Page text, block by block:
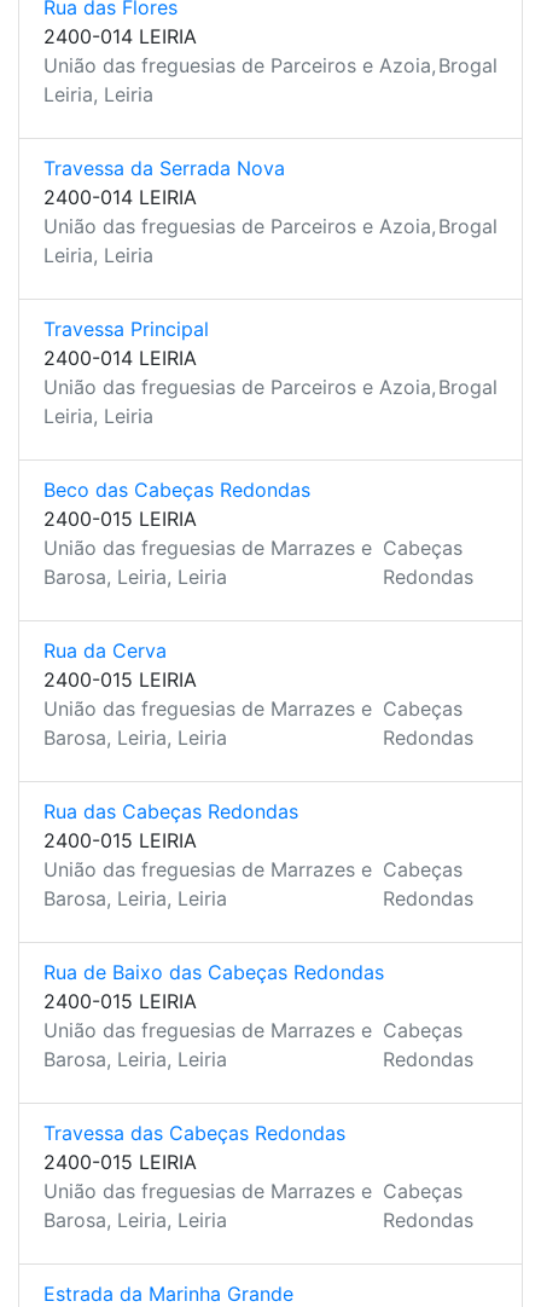
Rua das Flores
2400-014 LEIRIA
União das freguesias de Parceiros e Azoia,
Leiria, Leiria
Brogal
Travessa da Serrada Nova
2400-014 LEIRIA
União das freguesias de Parceiros e Azoia,
Leiria, Leiria
Brogal
Travessa Principal
2400-014 LEIRIA
União das freguesias de Parceiros e Azoia,
Leiria, Leiria
Brogal
Beco das Cabeças Redondas
2400-015 LEIRIA
União das freguesias de Marrazes e
Barosa, Leiria, Leiria
Cabeças
Redondas
Rua da Cerva
2400-015 LEIRIA
União das freguesias de Marrazes e
Barosa, Leiria, Leiria
Cabeças
Redondas
Rua das Cabeças Redondas
2400-015 LEIRIA
União das freguesias de Marrazes e
Barosa, Leiria, Leiria
Cabeças
Redondas
Rua de Baixo das Cabeças Redondas
2400-015 LEIRIA
União das freguesias de Marrazes e
Barosa, Leiria, Leiria
Cabeças
Redondas
Travessa das Cabeças Redondas
2400-015 LEIRIA
União das freguesias de Marrazes e
Barosa, Leiria, Leiria
Cabeças
Redondas
Estrada da Marinha Grande